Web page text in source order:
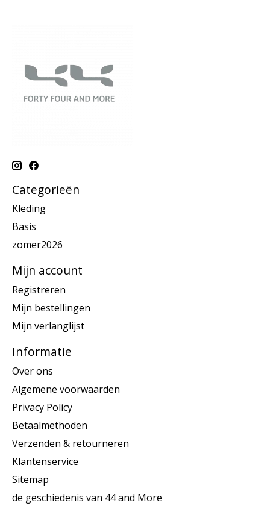
Categorieën
Kleding
Basis
zomer2026
Mijn account
Registreren
Mijn bestellingen
Mijn verlanglijst
Informatie
Over ons
Algemene voorwaarden
Privacy Policy
Betaalmethoden
Verzenden & retourneren
Klantenservice
Sitemap
de geschiedenis van 44 and More